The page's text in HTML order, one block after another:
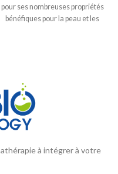
pour ses nombreuses propriétés
bénéfiques pour la peau et les
à intégrer à votre